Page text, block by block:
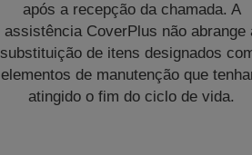
após a recepção da chamada. A
assistência CoverPlus não abrange
substituição de itens designados
elementos de manutenção que
atingido o fim do ciclo de vida.